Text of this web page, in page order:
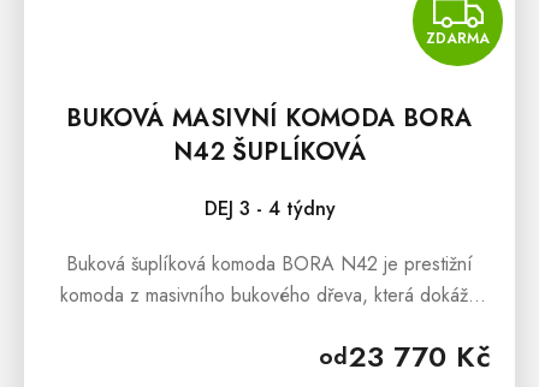
ZDARMA
BUKOVÁ MASIVNÍ KOMODA BORA
N42 ŠUPLÍKOVÁ
DEJ 3 - 4 týdny
od23 770 Kč
Buková šuplíková komoda BORA N42 je prestižní
komoda z masivního bukového dřeva, která dokáže
vzhledem.Buková šuplíková komoda BORA...